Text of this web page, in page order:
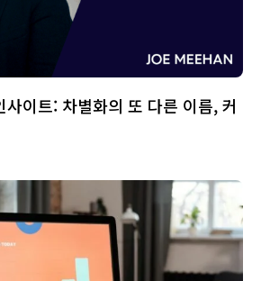
사이트: 차별화의 또 다른 이름, 커